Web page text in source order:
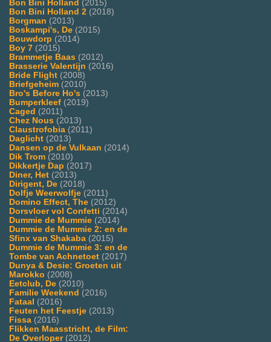
Bon Bini Holland (2015)
Bon Bini Holland 2 (2018)
Borgman (2013)
Boskampi's, De (2015)
Bouwdorp (2014)
Boy 7 (2015)
Brammetje Baas (2012)
Brasserie Valentijn (2016)
Bride Flight (2008)
Briefgeheim (2010)
Bro's Before Ho's (2013)
Bumperkleef (2019)
Caged (2011)
Chez Nous (2013)
Claustrofobia (2011)
Daglicht (2013)
Dansen op de Vulkaan (2014)
Dik Trom (2010)
Dikkertje Dap (2017)
Diner, Het (2013)
Dirigent, De (2018)
Dolfje Weerwolfje (2011)
Domino Effect, The (2012)
Dorsvloer vol Confetti (2014)
Dummie de Mummie (2014)
Dummie de Mummie 2: en de
Sfinx van Shakaba (2015)
Dummie de Mummie 3: en de
Tombe van Achnetoet (2017)
Dunya & Desie: Groeten uit
Marokko (2008)
Eetclub, De (2010)
Familie Weekend (2016)
Fataal (2016)
Feuten het Feestje (2013)
Fissa (2016)
Flikken Maasstricht, de Film:
De Overloper(2012)